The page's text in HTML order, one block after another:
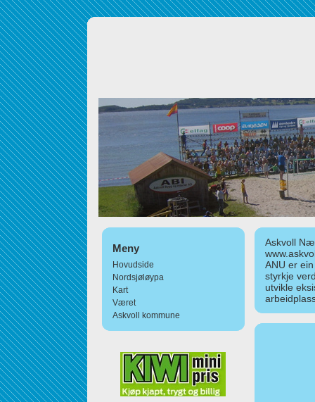
Meny
Hovudside
Nordsjøløypa
Kart
Været
Askvoll kommune
Askvoll
ANU er
styrkje
utvikle